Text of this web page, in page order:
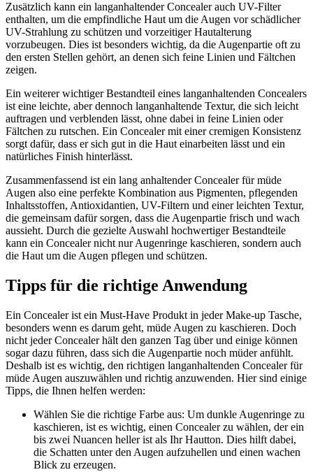
Zusätzlich kann ein langanhaltender Concealer auch UV-Filter
enthalten, um die empfindliche Haut um die Augen vor schädlicher
UV-Strahlung zu schützen und vorzeitiger Hautalterung
vorzubeugen. Dies ist besonders wichtig, da die Augenpartie oft zu
den ersten Stellen gehört, an denen sich feine Linien und Fältchen
zeigen.
Ein weiterer wichtiger Bestandteil eines langanhaltenden Concealers
ist eine leichte, aber dennoch langanhaltende Textur, die sich leicht
auftragen und verblenden lässt, ohne dabei in feine Linien oder
Fältchen zu rutschen. Ein Concealer mit einer cremigen Konsistenz
sorgt dafür, dass er sich gut in die Haut einarbeiten lässt und ein
natürliches Finish hinterlässt.
Zusammenfassend ist ein lang anhaltender Concealer für müde
Augen also eine perfekte Kombination aus Pigmenten, pflegenden
Inhaltsstoffen, Antioxidantien, UV-Filtern und einer leichten Textur,
die gemeinsam dafür sorgen, dass die Augenpartie frisch und wach
aussieht. Durch die gezielte Auswahl hochwertiger Bestandteile
kann ein Concealer nicht nur Augenringe kaschieren, sondern auch
die Haut um die Augen pflegen und schützen.
Tipps für die richtige Anwendung
Ein Concealer ist ein Must-Have Produkt in jeder Make-up Tasche,
besonders wenn es darum geht, müde Augen zu kaschieren. Doch
nicht jeder Concealer hält den ganzen Tag über und einige können
sogar dazu führen, dass sich die Augenpartie noch müder anfühlt.
Deshalb ist es wichtig, den richtigen langanhaltenden Concealer für
müde Augen auszuwählen und richtig anzuwenden. Hier sind einige
Tipps, die Ihnen helfen werden:
Wählen Sie die richtige Farbe aus: Um dunkle Augenringe zu
kaschieren, ist es wichtig, einen Concealer zu wählen, der ein
bis zwei Nuancen heller ist als Ihr Hautton. Dies hilft dabei,
die Schatten unter den Augen aufzuhellen und einen wachen
Blick zu erzeugen.